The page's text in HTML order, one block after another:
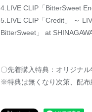
4.LIVE CLIP「BitterSweet
5.LIVE CLIP「Credit」 ～
BitterSweet」 at
〇先着購入特典：オリジナ
※特典は無くなり次第、配布